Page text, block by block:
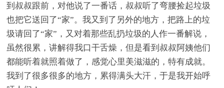
到叔叔跟前，对他说了一番话，叔叔听了弯腰捡起垃圾
也把它送回了“家”。我又到了另外的地方，把路上的垃
圾请回了“家”，又对着那些乱扔垃圾的人作一番解说，
虽然很累，讲解得我口干舌燥，但是看到叔叔阿姨他们
都能听着就照着做了，感觉心里美滋滋的，特有成就。
我到了很多很多的地方，累得满头大汗，于是我开始呼